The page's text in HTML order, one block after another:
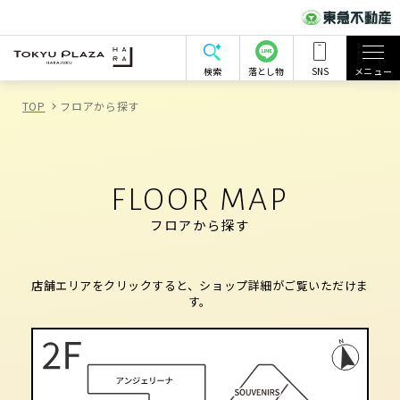
検索 落とし物 SNS メニュー
TOP フロアから探す
FLOOR MAP
フロアから探す
店舗エリアをクリックすると、ショップ詳細がご覧いただけま
す。